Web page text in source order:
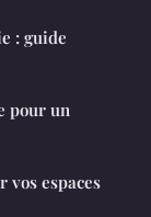
: guide
pour un
vos espaces